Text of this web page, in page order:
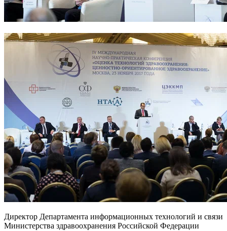
Директор Департамента информационных технологий и связи
Министерства здравоохранения Российской Федерации